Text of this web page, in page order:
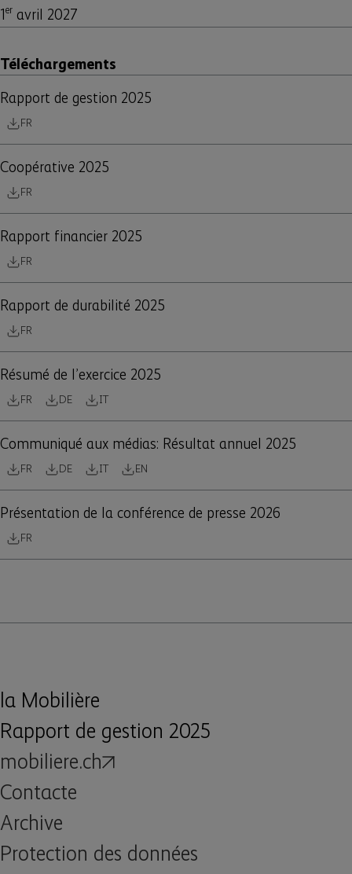
1 er avril 2027
Téléchargements
Rapport de gestion 2025
FR
Coopérative 2025
FR
Rapport financier 2025
FR
Rapport de durabilité 2025
FR
Résumé de l’exercice 2025
FR DE IT
Communiqué aux médias: Résultat annuel 2025
FR DE IT EN
Présentation de la conférence de presse 2026
FR
la Mobilière
Rapport de gestion 2025
mobiliere.ch
Contacte
Archive
Protection des données